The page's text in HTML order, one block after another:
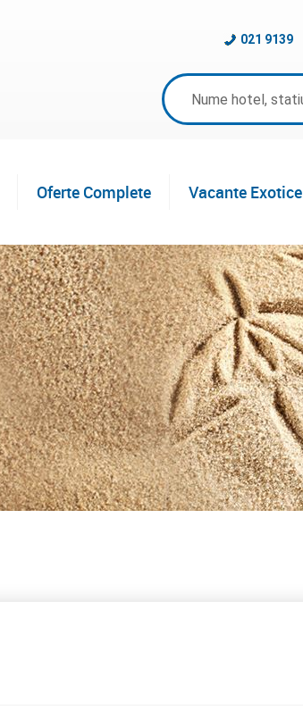
021 9139
Oferte Complete Vacante Exotice